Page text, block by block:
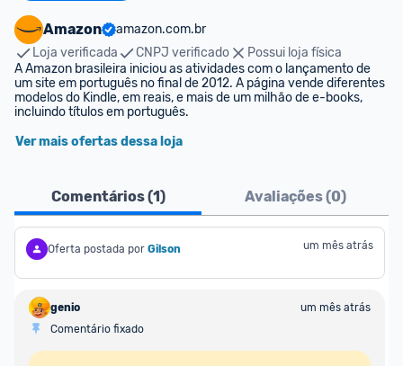
Amazon
amazon.com.br
Loja verificada
CNPJ verificado
Possui loja física
A Amazon brasileira iniciou as atividades com o lançamento de
um site em português no final de 2012. A página vende diferentes
modelos do Kindle, em reais, e mais de um milhão de e-books,
incluindo títulos em português.
Ver mais ofertas dessa loja
Comentários (1) Avaliações (0)
Oferta postada por Gilson um mês atrás
genio
um mês atrás
Comentário fixado